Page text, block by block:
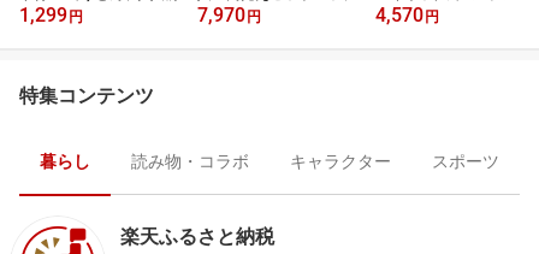
1,299 円 7,970 円 4,570 円
特集コンテンツ
暮らし 読み物・コラボ キャラクター スポーツ
楽天ふるさと納税